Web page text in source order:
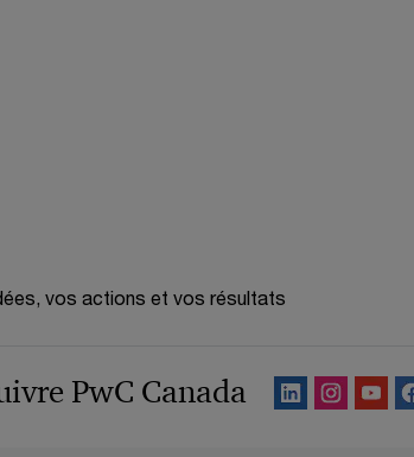
vos actions et vos résultats
PwC Canada